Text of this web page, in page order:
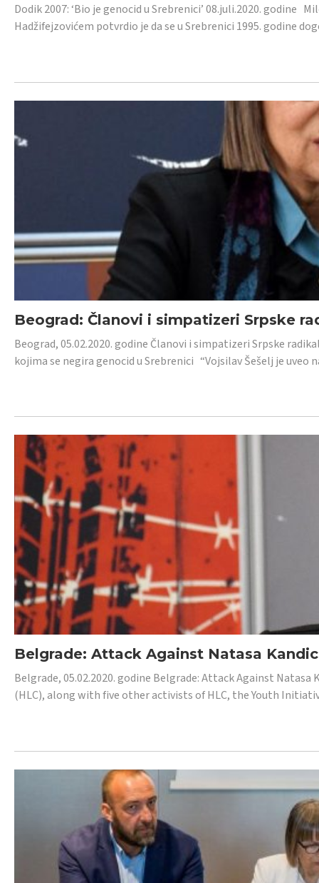
Dodik 2007: ‘Bio je genocid u Srebrenici’ 08.juli.2020. godine
Hadžifejzovićem potvrdio je da se u Srebrenici 1995. godine
Beograd: Članovi i simpatizeri Srpske
Beograd, 05.02.2020. godine Članovi i simpatizeri Srpske
kojima se negira genocid u Srebrenici “Vojsilav Šešelj je uveo
Belgrade: Attack Against Natasa
Belgrade, 05.02.2020. godine Belgrade: Attack Against
(HLC), along with five other activists of HLC, the Youth